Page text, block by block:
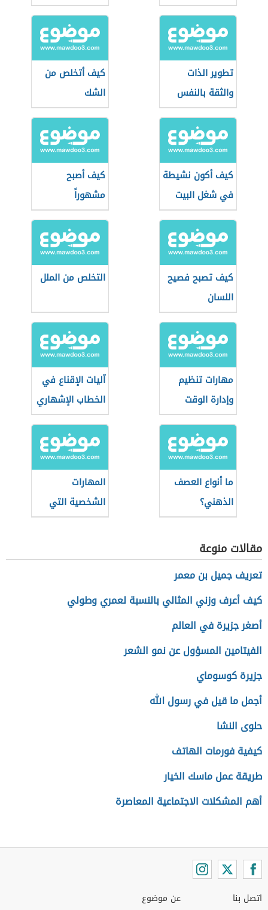
تطوير الذات
والثقة بالنفس
كيف أتخلص من
الشك
كيف أكون نشيطة
في شغل البيت
كيف أصبح
مشهوراً
كيف تصبح فصيح
اللسان
التخلص من الملل
مهارات تنظيم
وإدارة الوقت
آليات الإقناع في
الخطاب الإشهاري
ما أنواع العصف
الذهني؟
المهارات
الشخصية التي
يجب كتابتها في
للمعلم
مقالات منوعة
تعريف جميل بن معمر
كيف أعرف وزني المثالي بالنسبة لعمري وطولي
أصغر جزيرة في العالم
الفيتامين المسؤول عن نمو الشعر
جزيرة كوسوماي
أجمل ما قيل في رسول الله
حلوى النشا
كيفية فورمات الهاتف
طريقة عمل ماسك الخيار
أهم المشكلات الاجتماعية المعاصرة
اتصل بنا عن موضوع